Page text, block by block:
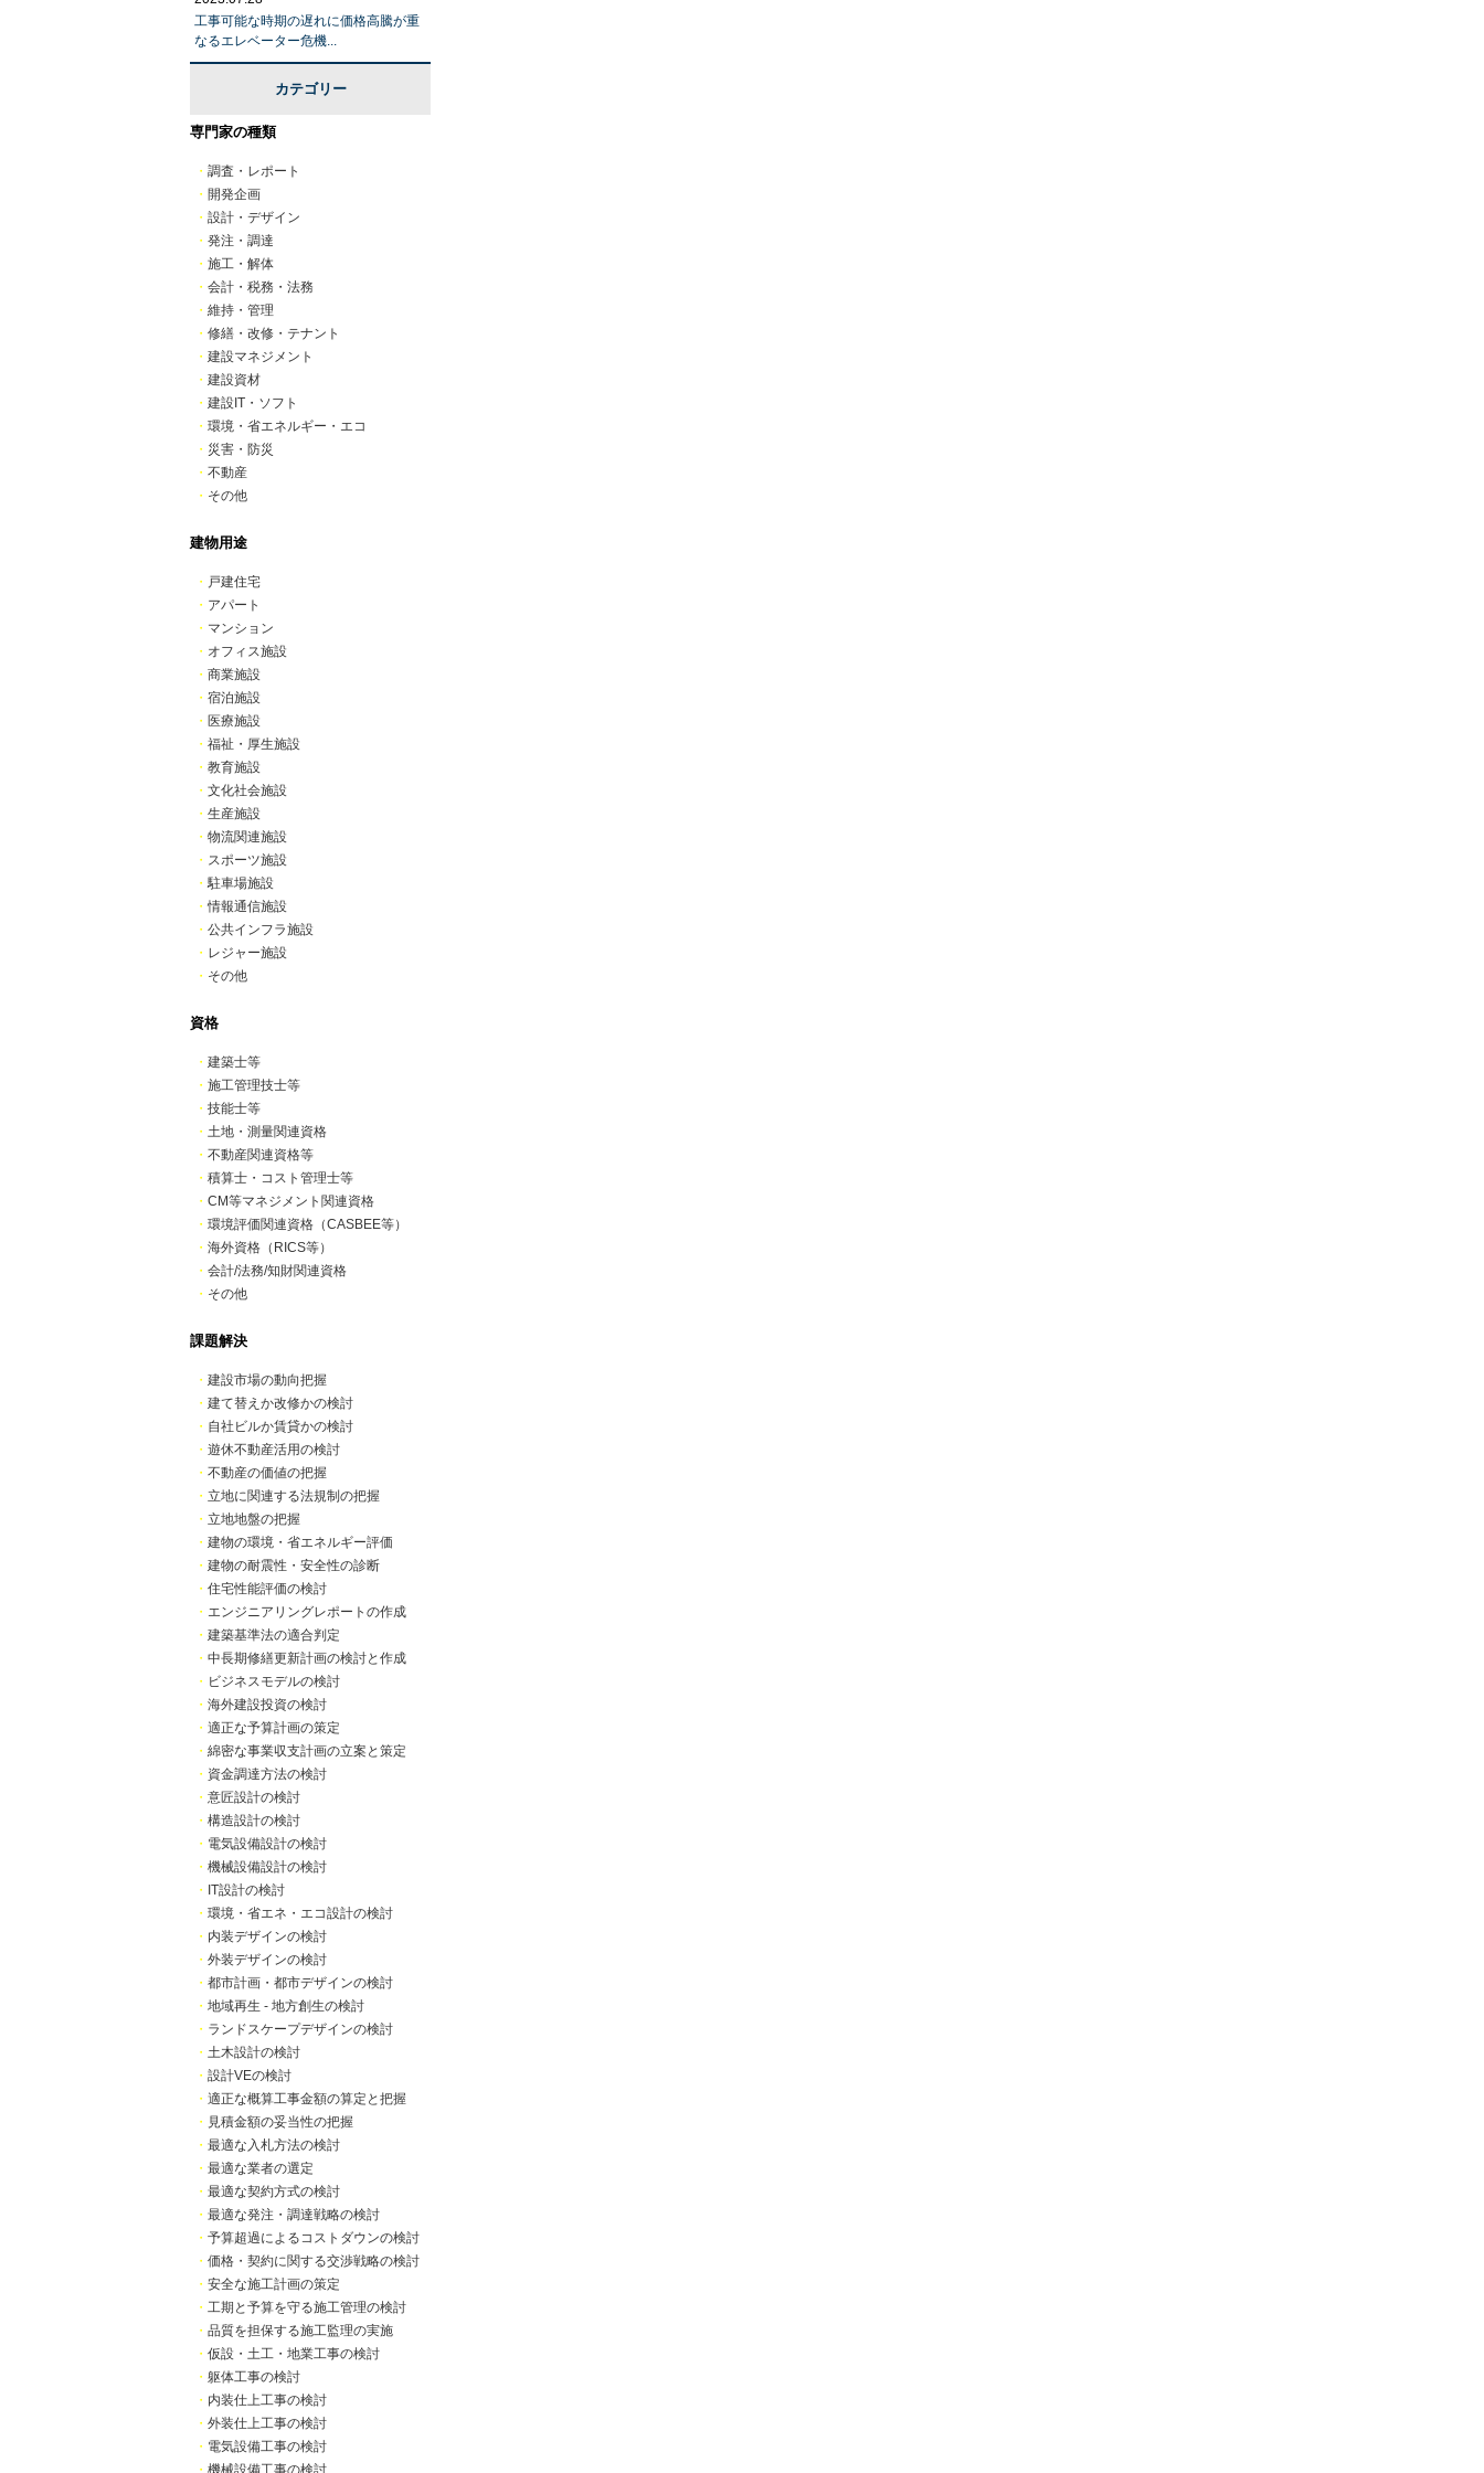
工事可能な時期の遅れに価格高騰が重
なるエレベーター危機...
カテゴリー
専門家の種類
・ 調査・レポート
・ 開発企画
・ 設計・デザイン
・ 発注・調達
・ 施工・解体
・ 会計・税務・法務
・ 維持・管理
・ 修繕・改修・テナント
・ 建設マネジメント
・ 建設資材
・ 建設IT・ソフト
・ 環境・省エネルギー・エコ
・ 災害・防災
・ 不動産
・ その他
建物用途
・ 戸建住宅
・ アパート
・ マンション
・ オフィス施設
・ 商業施設
・ 宿泊施設
・ 医療施設
・ 福祉・厚生施設
・ 教育施設
・ 文化社会施設
・ 生産施設
・ 物流関連施設
・ スポーツ施設
・駐車場施設
・情報通信施設
・ 公共インフラ施設
・ レジャー施設
・ その他
資格
・ 建築士等
・ 施工管理技士等
・ 技能士等
・ 土地・測量関連資格
・ 不動産関連資格等
・ 積算士・コスト管理士等
・ CM等マネジメント関連資格
・ 環境評価関連資格（CASBEE等）
・ 海外資格（RICS等）
・ 会計/法務/知財関連資格
・ その他
課題解決
・ 建設市場の動向把握
・ 建て替えか改修かの検討
・ 自社ビルか賃貸かの検討
・ 遊休不動産活用の検討
・ 不動産の価値の把握
・ 立地に関連する法規制の把握
・ 立地地盤の把握
・ 建物の環境・省エネルギー評価
・ 建物の耐震性・安全性の診断
・ 住宅性能評価の検討
・ エンジニアリングレポートの作成
・ 建築基準法の適合判定
・ 中長期修繕更新計画の検討と作成
・ ビジネスモデルの検討
・ 海外建設投資の検討
・ 適正な予算計画の策定
・ 綿密な事業収支計画の立案と策定
・ 資金調達方法の検討
・ 意匠設計の検討
・ 構造設計の検討
・ 電気設備設計の検討
・ 機械設備設計の検討
・ IT設計の検討
・ 環境・省エネ・エコ設計の検討
・ 内装デザインの検討
・ 外装デザインの検討
・ 都市計画・都市デザインの検討
・ 地域再生 - 地方創生の検討
・ ランドスケープデザインの検討
・ 土木設計の検討
・ 設計VEの検討
・ 適正な概算工事金額の算定と把握
・ 見積金額の妥当性の把握
・ 最適な入札方法の検討
・ 最適な業者の選定
・ 最適な契約方式の検討
・ 最適な発注・調達戦略の検討
・ 予算超過によるコストダウンの検討
・ 価格・契約に関する交渉戦略の検討
・ 安全な施工計画の策定
・ 工期と予算を守る施工管理の検討
・ 品質を担保する施工監理の実施
・ 仮設・土工・地業工事の検討
・ 躯体工事の検討
・ 内装仕上工事の検討
・ 外装仕上工事の検討
・ 電気設備工事の検討
・ 機械設備工事の検討